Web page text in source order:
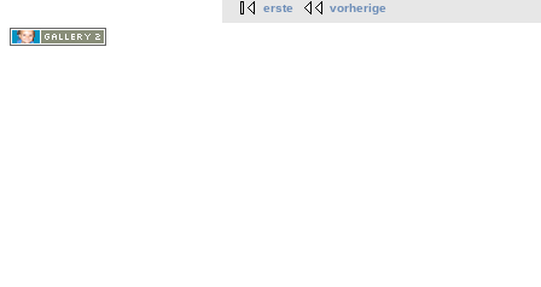
erste vorherige